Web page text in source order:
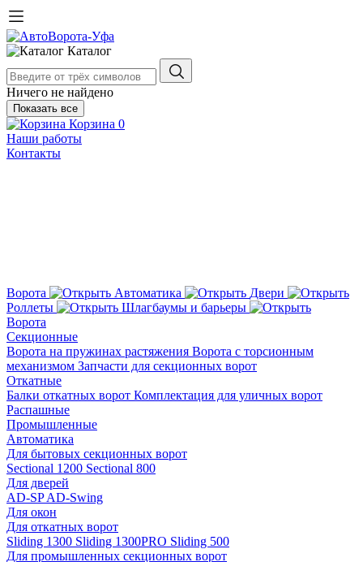
Каталог
Ничего не найдено
Показать все
Корзина 0
Наши работы
Контакты
Ворота Автоматика
Двери
Роллеты
Шлагбаумы и барьеры
Ворота
Секционные
Ворота на пружинах растяжения Ворота с торсионным
механизмом Запчасти для секционных ворот
Откатные
Балки откатных ворот Комплектация для уличных ворот
Распашные
Промышленные
Автоматика
Для бытовых секционных ворот
Sectional 1200 Sectional 800
Для дверей
AD-SPAD-Swing
Для окон
Для откатных ворот
Sliding 1300 Sliding 1300PRO Sliding 500
Для промышленных секционных ворот